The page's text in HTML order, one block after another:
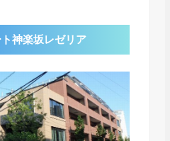
神楽坂レゼリア